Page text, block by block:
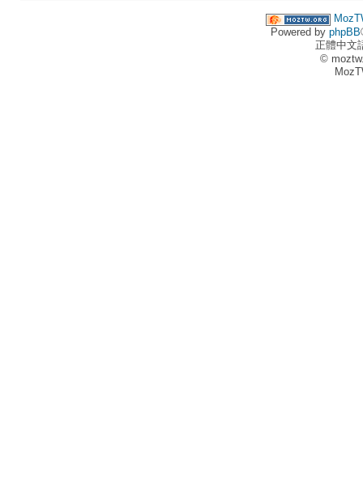
Powered by phpBB
正體中文
©